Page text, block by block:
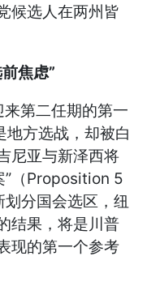
候选人在两州皆
焦虑”
第二任期的第一
地方选战，却被白
尼亚与新泽西将
”（Proposition 5
分国会选区，纽
结果，将是川普
现的第一个参考